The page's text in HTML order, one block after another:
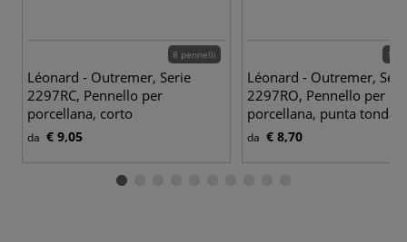
8 pennelli
Léonard - Outremer, Serie
2297RC, Pennello per
porcellana, corto
da € 9,05
11
Léonard - Outremer,
2297RO, Pennello per
porcellana, punta tonda
con estremità appuntita
da € 8,70